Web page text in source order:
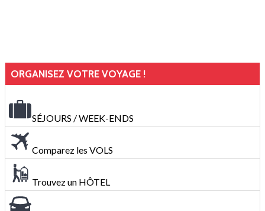
ORGANISEZ VOTRE VOYAGE !
SÉJOURS / WEEK-ENDS
Comparez les VOLS
Trouvez un HÔTEL